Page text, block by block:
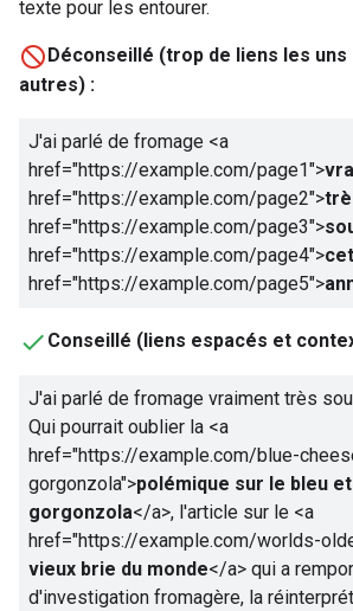
texte pour les entourer.
Déconseillé (trop de liens les uns
autres) :
J'ai parlé de fromage <a
href="https://example.com/page1">
href="https://example.com/page2">
href="https://example.com/page3">
href="https://example.com/page4">
href="https://example.com/page5">
Conseillé (liens espacés et
J'ai parlé de fromage vraiment très
Qui pourrait oublier la <a
href="https://example.com/blue-
gorgonzola">polémique sur le bleu
gorgonzola</a>, l'article sur le <a
href="https://example.com/worlds-
vieux brie du monde</a> qui a
d'investigation fromagère, la